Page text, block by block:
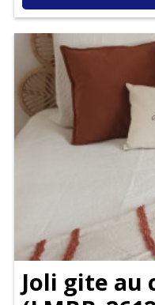
Joli gite au